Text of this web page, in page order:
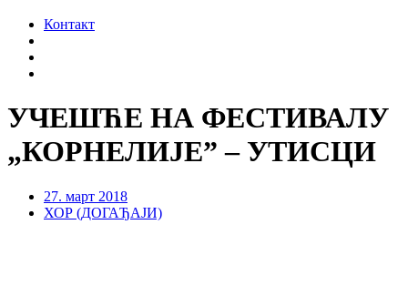
Контакт
УЧЕШЋЕ НА ФЕСТИВАЛУ
„КОРНЕЛИЈЕ” – УТИСЦИ
27. март 2018
ХОР (ДОГАЂАЈИ)